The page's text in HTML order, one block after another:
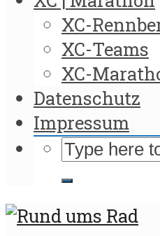
XC-
XC-Teams
XC-
Datenschutz
Impressum